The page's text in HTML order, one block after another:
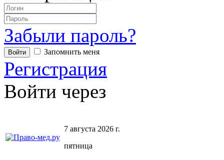
Забыли пароль?
Запомнить меня
Регистрация
Войти через
7 августа 2026 г.
пятница